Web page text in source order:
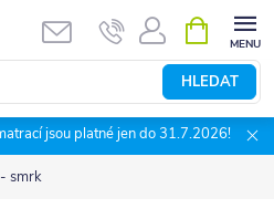
HLEDAT
NÁKUPNÍ
KOŠÍK
jsou platné jen do 31.7.2026!
smrk